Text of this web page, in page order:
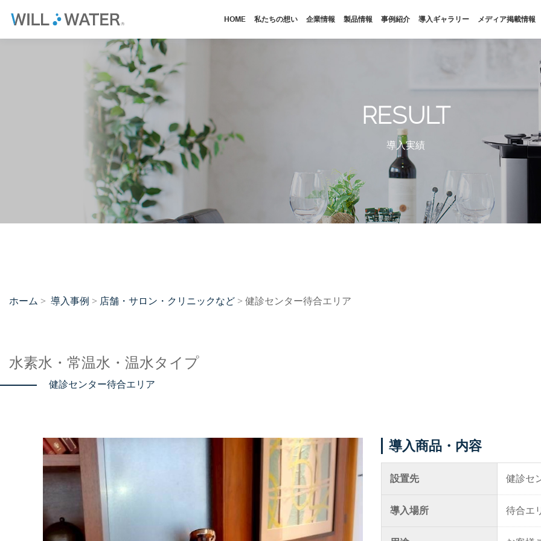
HOME 私たちの想い 企業情報 製品情報 事例紹介 導入ギャラリー メディア掲載情報
0120-288-822
RESULT
導入実績
ホーム > 導入事例 > 店舗・サロン・クリニックなど > 健診センター待合エリア
水素水・常温水・温水タイプ
健診センター待合エリア
導入商品・内容
設置先 健診セ
導入場所 待合エ